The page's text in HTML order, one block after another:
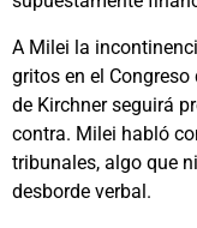
A Milei la
gritos en el
de Kirchner seguirá
contra. Milei habló
tribunales, algo que
desborde verbal.